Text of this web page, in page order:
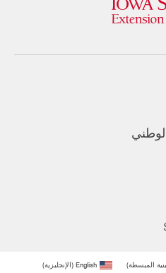
المبسطة)
English
(الإنجليزية)